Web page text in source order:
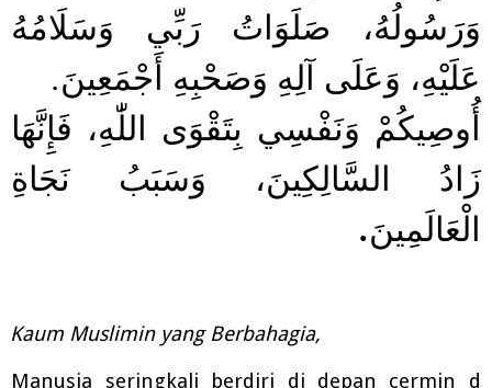
وَرَسُولُهُ، صَلَوَاتُ رَبِّي وَسَلَامُهُ
عَلَيْهِ، وَعَلَى آلِهِ وَصَحْبِهِ أَجْمَعِينَ.
أُوصِيكُمْ وَنَفْسِي بِتَقْوَى اللّٰهِ، فَإِنَّهَا
زَادُ السَّالِكِينَ، وَسَبَبُ نَجَاةِ
الْعَالَمِينَ.
Kaum Muslimin yang Berbahagia,
Manusia seringkali berdiri di depan cermin
d